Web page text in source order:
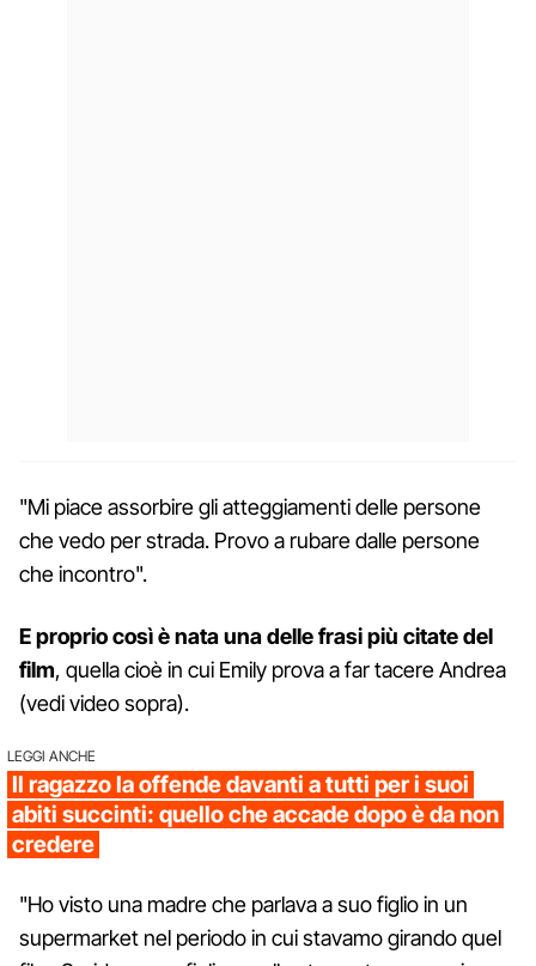
"Mi piace assorbire gli atteggiamenti delle persone
che vedo per strada. Provo a rubare dalle persone
che incontro".
E proprio così è nata una delle frasi più citate del
film, quella cioè in cui Emily prova a far tacere Andrea
(vedi video sopra).
LEGGI ANCHE
Il ragazzo la offende davanti a tutti per i suoi
abiti succinti: quello che accade dopo è da non
credere
"Ho visto una madre che parlava a suo figlio in un
supermarket nel periodo in cui stavamo girando quel